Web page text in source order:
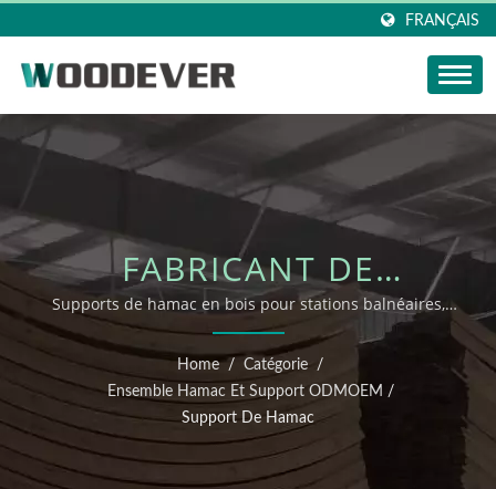
FRANÇAIS
FABRICANT DE
SUPPORTS DE HAMAC
POUR COLLECTIONS
EXTÉRIEURES EN BOIS
Supports de hamac en bois pour stations balnéaires,
jardins et chaînes de distribution
Home / Catégorie
/
Ensemble Hamac Et Support ODMOEM /
Support De Hamac